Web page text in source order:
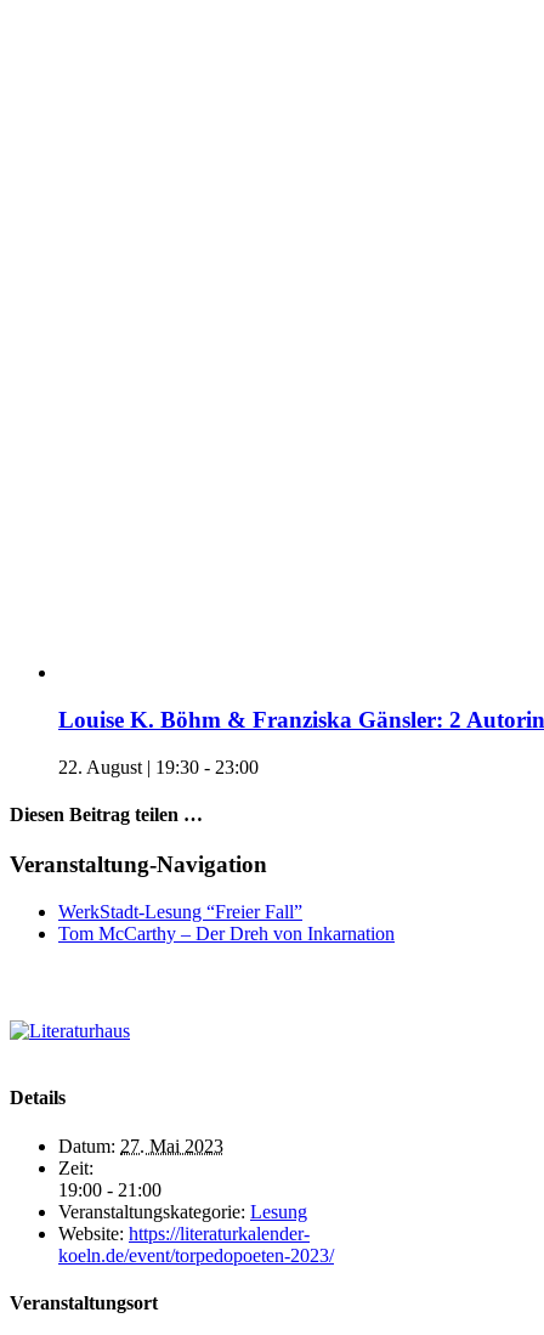
Louise K. Böhm & Franziska Gänsler: 2
22. August | 19:30 - 23:00
Diesen Beitrag teilen …
Facebook
X
WhatsApp
Pinterest
E-
Veranstaltung-Navigation
WerkStadt-Lesung “Freier Fall”
Tom McCarthy – Der Dreh von Inkarnation
Details
Datum: 27. Mai 2023
Zeit:
19:00 - 21:00
Veranstaltungskategorie: Lesung
Website: https://literaturkalender-
koeln.de/event/torpedopoeten-2023/
Veranstaltungsort